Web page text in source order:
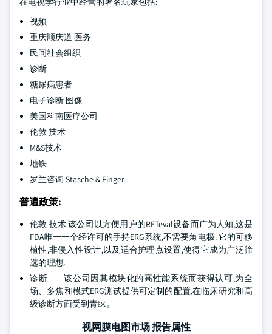
视频
重庆顺庆道 医务
民间社会组织
诊断
糖尿病患者
电子诊断 图像
美国科南医疗公司
伦敦 技术
M&S技术
地铁
罗兰咨询 Stasche & Finger
普遍政策:
伦敦 技术 该公司以方便用户的RETeval设备而广为人知,这是
FDA唯一一个经许可的手持ERG系统,不需要角电极. 它的可移
植性,非侵入性设计,以及适合护理点设置,使得它成为广泛筛
选的理想.
诊断 -- -- 该公司因其模块化的高性能系统而获得认可,为全
场、多焦和模式ERG测试提供可定制的配置,在临床研究和高
级诊断方面受到青睐。
视网膜电图市场 报告属性